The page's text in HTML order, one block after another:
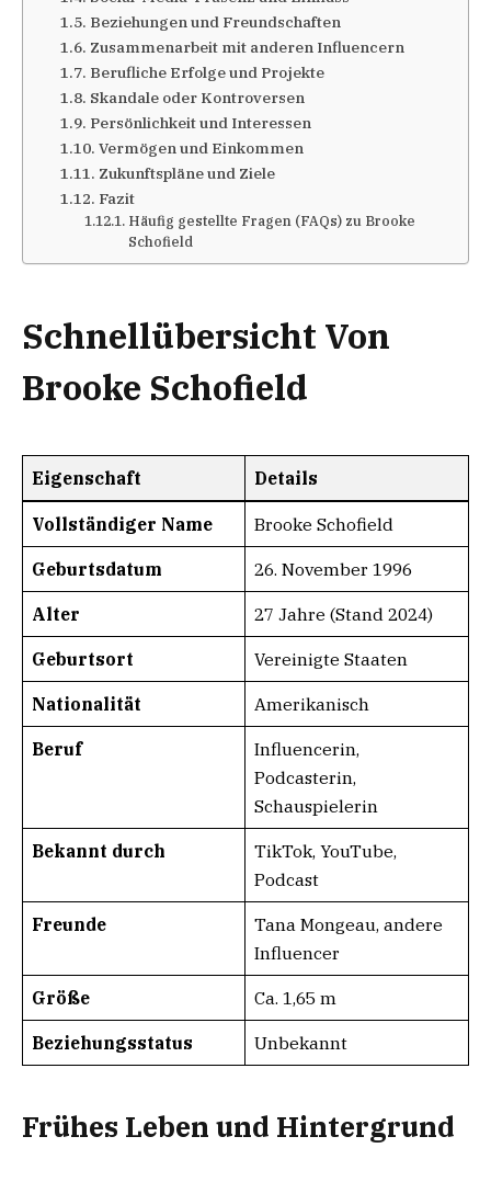
Beziehungen und Freundschaften
Zusammenarbeit mit anderen Influencern
Berufliche Erfolge und Projekte
Skandale oder Kontroversen
Persönlichkeit und Interessen
Vermögen und Einkommen
Zukunftspläne und Ziele
Fazit
Häufig gestellte Fragen (FAQs) zu Brooke
Schofield
Schnellübersicht Von
Brooke Schofield
Eigenschaft Details
Vollständiger Name Brooke Schofield
Geburtsdatum 26. November 1996
Alter 27 Jahre (Stand 2024)
Geburtsort Vereinigte Staaten
Nationalität Amerikanisch
Beruf
Influencerin,
Podcasterin,
Schauspielerin
Bekannt durch
TikTok, YouTube,
Podcast
Freunde
Tana Mongeau, andere
Influencer
Größe Ca. 1,65 m
Beziehungsstatus Unbekannt
Frühes Leben und Hintergrund